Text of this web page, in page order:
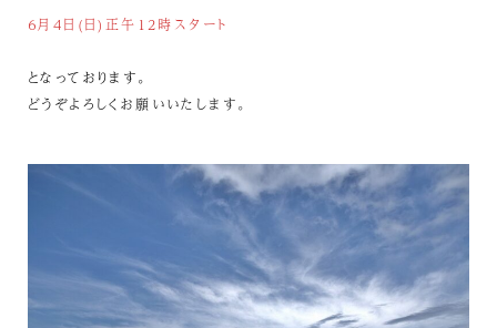
６月4日(日)正午12時スタート
となっております。
どうぞよろしくお願いいたします。